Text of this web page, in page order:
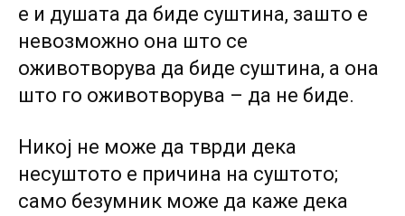
е и душата да биде суштина, зашто е
невозможно она што се
оживотворува да биде суштина, а она
што го оживотворува – да не биде.
Никој не може да тврди дека
несуштото е причина на суштото;
само безумник може да каже дека